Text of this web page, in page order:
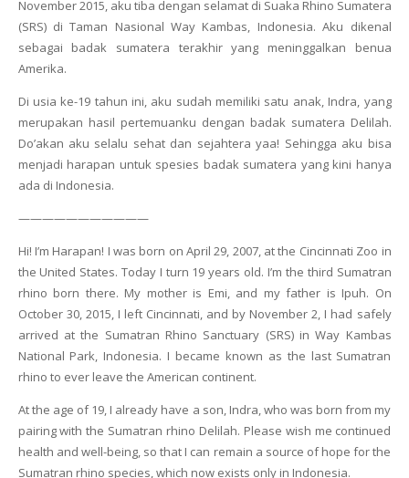
November 2015, aku tiba dengan selamat di Suaka Rhino Sumatera
(SRS) di Taman Nasional Way Kambas, Indonesia. Aku dikenal
sebagai badak sumatera terakhir yang meninggalkan benua
Amerika.
Di usia ke-19 tahun ini, aku sudah memiliki satu anak, Indra, yang
merupakan hasil pertemuanku dengan badak sumatera Delilah.
Do’akan aku selalu sehat dan sejahtera yaa! Sehingga aku bisa
menjadi harapan untuk spesies badak sumatera yang kini hanya
ada di Indonesia.
———————————
Hi! I’m Harapan! I was born on April 29, 2007, at the Cincinnati Zoo in
the United States. Today I turn 19 years old. I’m the third Sumatran
rhino born there. My mother is Emi, and my father is Ipuh. On
October 30, 2015, I left Cincinnati, and by November 2, I had safely
arrived at the Sumatran Rhino Sanctuary (SRS) in Way Kambas
National Park, Indonesia. I became known as the last Sumatran
rhino to ever leave the American continent.
At the age of 19, I already have a son, Indra, who was born from my
pairing with the Sumatran rhino Delilah. Please wish me continued
health and well-being, so that I can remain a source of hope for the
Sumatran rhino species, which now exists only in Indonesia.